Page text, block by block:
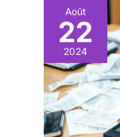
Août
22
2024